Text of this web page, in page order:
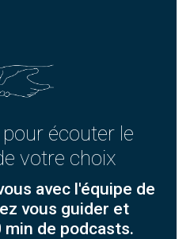
écouter le
votre choix
avec l'équipe de
vous guider et
min de podcasts.